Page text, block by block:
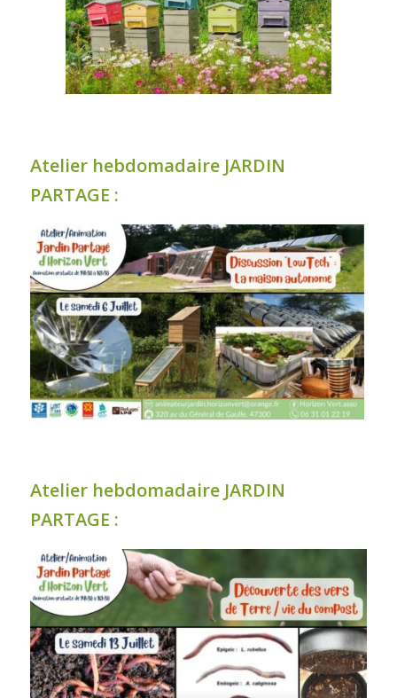
Atelier hebdomadaire JARDIN
PARTAGE :
Atelier hebdomadaire JARDIN
PARTAGE :